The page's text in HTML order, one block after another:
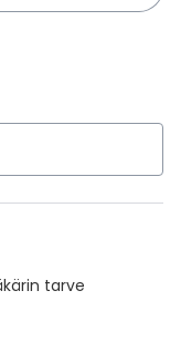
tarve